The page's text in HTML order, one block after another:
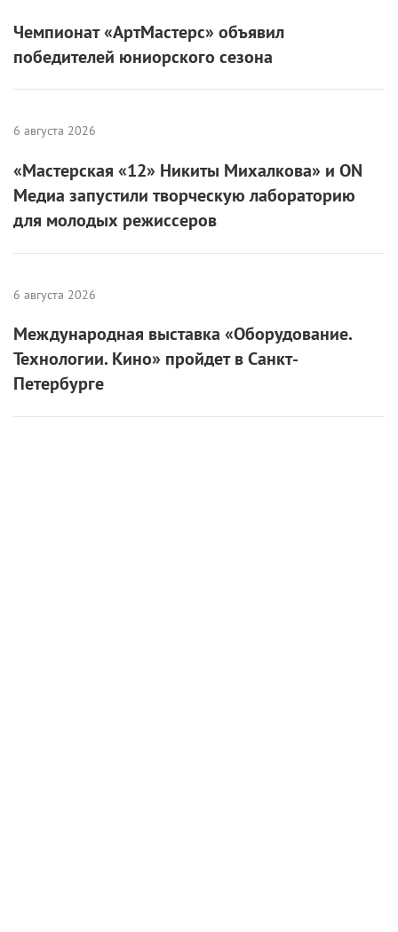
Чемпионат «АртМастерс» объявил
победителей юниорского сезона
6 августа 2026
«Мастерская «12» Никиты Михалкова» и ON
Медиа запустили творческую лабораторию
для молодых режиссеров
6 августа 2026
Международная выставка «Оборудование.
Технологии. Кино» пройдет в Санкт-
Петербурге